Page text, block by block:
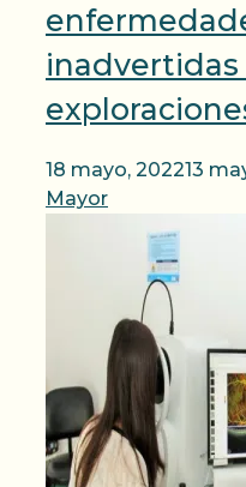
inadvertidas
18 mayo, 202213
Mayor